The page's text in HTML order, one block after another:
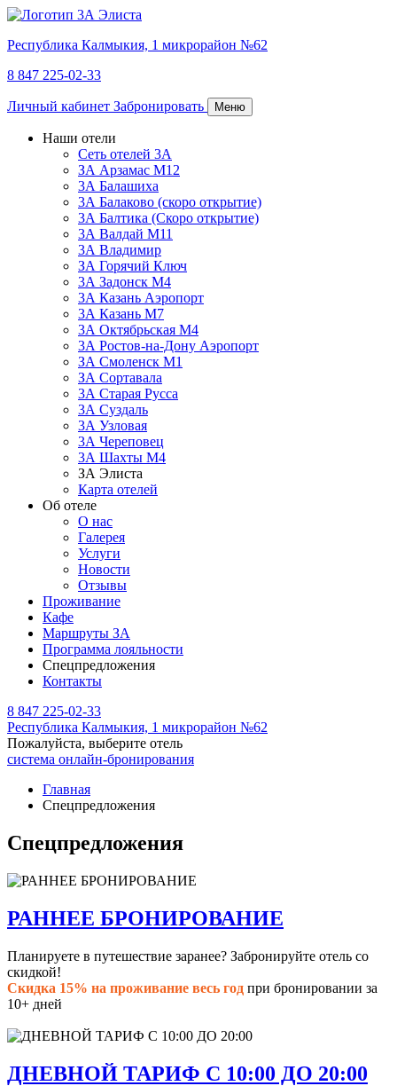
Республика Калмыкия, 1 микрорайон №62
8 847 225-02-33
Личный кабинет Забронировать Меню
Наши отели
Сеть отелей 3А
ЗА Арзамас М12
3А Балашиха
3А Балаково (скоро открытие)
3А Балтика (Скоро открытие)
3А Валдай М11
3А Владимир
ЗА Горячий Ключ
3А Задонск М4
3А Казань Аэропорт
3А Казань M7
3А Октябрьская М4
3А Ростов-на-Дону Аэропорт
ЗА Смоленск М1
ЗА Сортавала
3А Старая Русса
3А Суздаль
3А Узловая
3А Череповец
3А Шахты М4
ЗА Элиста
Карта отелей
Об отеле
О нас
Галерея
Услуги
Новости
Отзывы
Проживание
Кафе
Маршруты ЗА
Программа лояльности
Спецпредложения
Контакты
8 847 225-02-33
Республика Калмыкия, 1 микрорайон №62
Пожалуйста, выберите отель
система онлайн-бронирования
Главная
Спецпредложения
Спецпредложения
РАННЕЕ БРОНИРОВАНИЕ
Планируете в путешествие заранее? Забронируйте отель со
скидкой!
Скидка 15% на проживание весь год при бронировании за
10+ дней
ДНЕВНОЙ ТАРИФ С 10:00 ДО 20:00